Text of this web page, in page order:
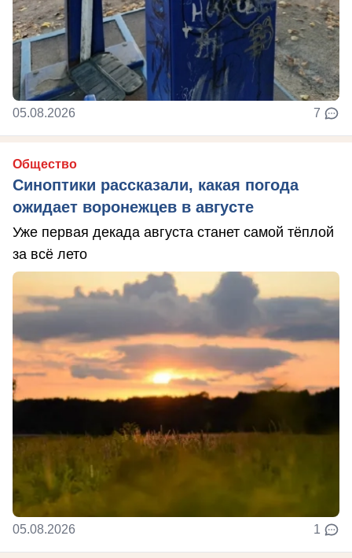
05.08.2026 7
Общество
Синоптики рассказали, какая погода
ожидает воронежцев в августе
Уже первая декада августа станет самой тёплой
за всё лето
05.08.2026 1